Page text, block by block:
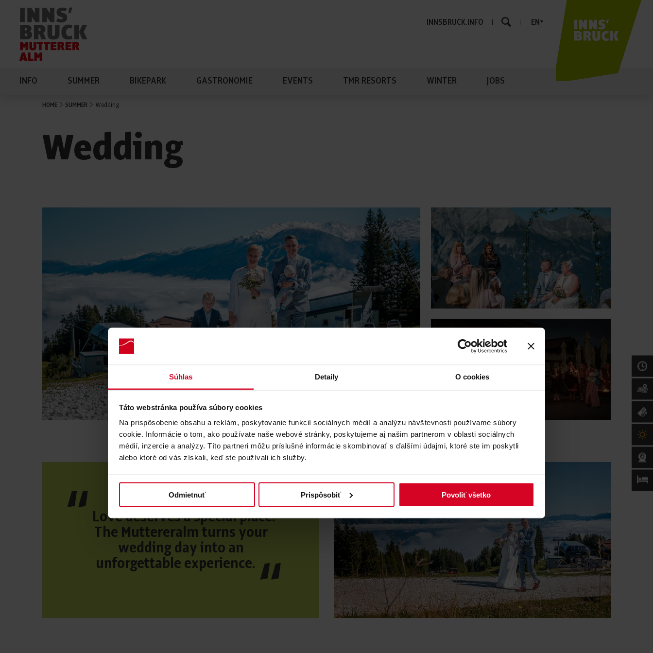
Súhlas Detaily O cookies
Táto webstránka používa súbory cookies
Na prispôsobenie obsahu a reklám, poskytovanie funkcií sociálnych médií a analýzu návštevnosti používame súbory
cookie. Informácie o tom, ako používate naše webové stránky, poskytujeme aj našim partnerom v oblasti sociálnych
médií, inzercie a analýzy. Títo partneri môžu príslušné informácie skombinovať s ďalšími údajmi, ktoré ste im poskytli
alebo ktoré od vás získali, keď ste používali ich služby.
Odmietnuť Prispôsobiť Povoliť všetko
EN
INNSBRUCK.INFO
INFO SUMMER BIKEPARK GASTRONOMIE EVENTS TMR RESORTS WINTER JOBS
HOME SUMMER Wedding
Wedding
Love deserves a special place.
The Muttereralm turns your
wedding day into an
unforgettable experience.